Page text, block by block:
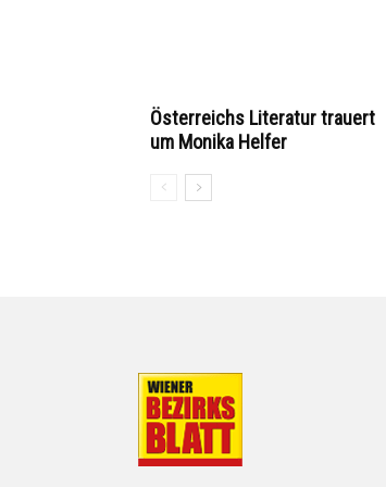
Österreichs Literatur trauert
um Monika Helfer